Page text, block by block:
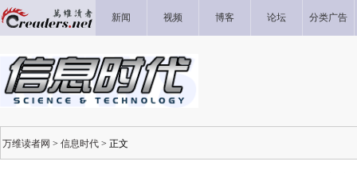
新闻 视频 博客 论坛 分类广告
万维读者网 > 信息时代 > 正文